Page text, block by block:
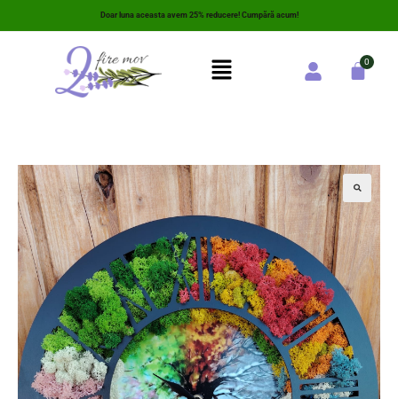
Doar luna aceasta avem 25% reducere! Cumpără acum!